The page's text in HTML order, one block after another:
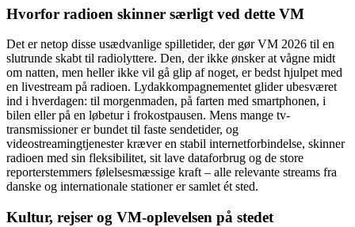
Hvorfor radioen skinner særligt ved dette VM
Det er netop disse usædvanlige spilletider, der gør VM 2026 til en
slutrunde skabt til radiolyttere. Den, der ikke ønsker at vågne midt
om natten, men heller ikke vil gå glip af noget, er bedst hjulpet med
en livestream på radioen. Lydakkompagnementet glider ubesværet
ind i hverdagen: til morgenmaden, på farten med smartphonen, i
bilen eller på en løbetur i frokostpausen. Mens mange tv-
transmissioner er bundet til faste sendetider, og
videostreamingtjenester kræver en stabil internetforbindelse, skinner
radioen med sin fleksibilitet, sit lave dataforbrug og de store
reporterstemmers følelsesmæssige kraft – alle relevante streams fra
danske og internationale stationer er samlet ét sted.
Kultur, rejser og VM-oplevelsen på stedet